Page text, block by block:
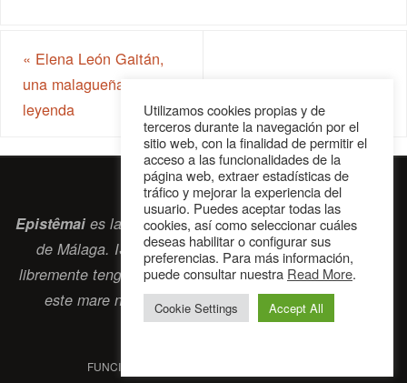
« Elena León Gaitán,
una malagueña de
leyenda
Epistêmaies la revista digital de la Sociedad Erasmiana
de Málaga. ISSN 2697-2468. Bienvenidos cuantos
libremente tengan algo que intercambiar navegando por
este mare nostrumque es el océano erasmiano.
contacto@epistemai.es
FUNCIONA CON
Utilizamos cookies propias y de
terceros durante la navegación por el
sitio web, con la finalidad de permitir el
acceso a las funcionalidades de la
página web, extraer estadísticas de
tráfico y mejorar la experiencia del
usuario. Puedes aceptar todas las
cookies, así como seleccionar cuáles
deseas habilitar o configurar sus
preferencias. Para más información,
puede consultar nuestra Read More.
Cookie Settings Accept All